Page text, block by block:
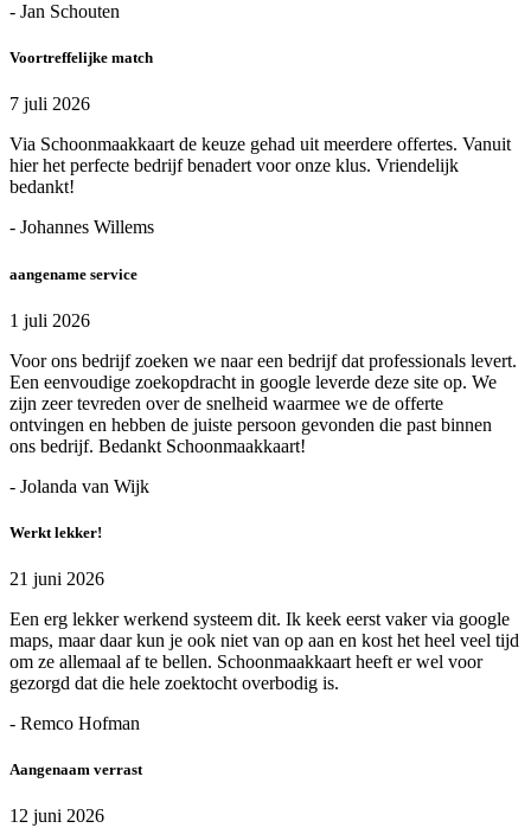
- Jan Schouten
Voortreffelijke match
7 juli 2026
Via Schoonmaakkaart de keuze gehad uit meerdere offertes. Vanuit
hier het perfecte bedrijf benadert voor onze klus. Vriendelijk
bedankt!
- Johannes Willems
aangename service
1 juli 2026
Voor ons bedrijf zoeken we naar een bedrijf dat professionals levert.
Een eenvoudige zoekopdracht in google leverde deze site op. We
zijn zeer tevreden over de snelheid waarmee we de offerte
ontvingen en hebben de juiste persoon gevonden die past binnen
ons bedrijf. Bedankt Schoonmaakkaart!
- Jolanda van Wijk
Werkt lekker!
21 juni 2026
Een erg lekker werkend systeem dit. Ik keek eerst vaker via google
maps, maar daar kun je ook niet van op aan en kost het heel veel tijd
om ze allemaal af te bellen. Schoonmaakkaart heeft er wel voor
gezorgd dat die hele zoektocht overbodig is.
- Remco Hofman
Aangenaam verrast
12 juni 2026